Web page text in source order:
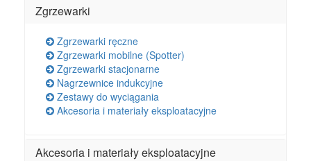
Zgrzewarki
Zgrzewarki ręczne
Zgrzewarki mobilne (Spotter)
Zgrzewarki stacjonarne
Nagrzewnice indukcyjne
Zestawy do wyciągania
Akcesoria i materiały eksploatacyjne
Akcesoria i materiały eksploatacyjne